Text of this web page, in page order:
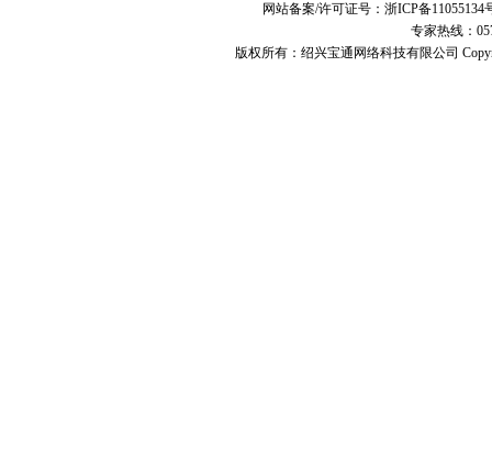
网站备案/许可证号： 浙ICP备11055134
专家热线：
版权所有： 绍兴宝通网络科技有限公司